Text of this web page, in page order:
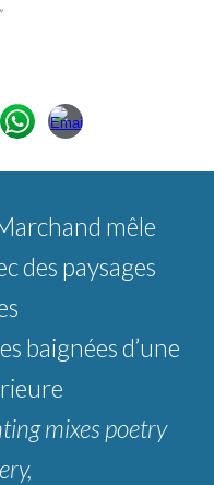
mêle
des paysages
baignées d’une
mixes poetry